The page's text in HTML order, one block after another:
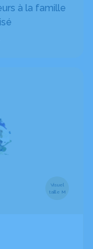
à la famille
Visuel
taille M